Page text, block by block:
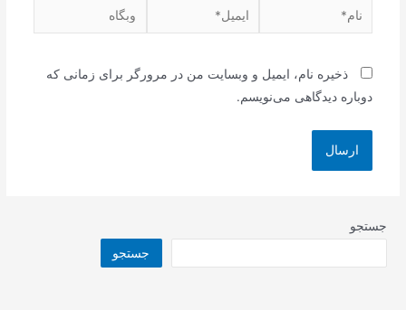
نام* ایمیل* وبگاه
ذخیره نام، ایمیل و وبسایت من در مرورگر برای زمانی که
دوباره دیدگاهی می‌نویسم.
جستجو
جستجو